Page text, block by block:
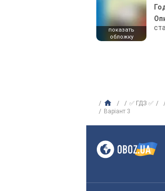
показать
обложку
✅ ГДЗ ✅
Варіант 3